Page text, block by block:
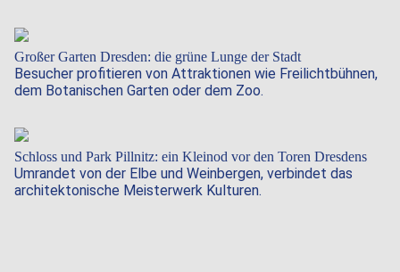
Großer Garten Dresden: die grüne Lunge der Stadt
Besucher profitieren von Attraktionen wie Freilichtbühnen,
dem Botanischen Garten oder dem Zoo.
Schloss und Park Pillnitz: ein Kleinod vor den Toren Dresdens
Umrandet von der Elbe und Weinbergen, verbindet das
architektonische Meisterwerk Kulturen.